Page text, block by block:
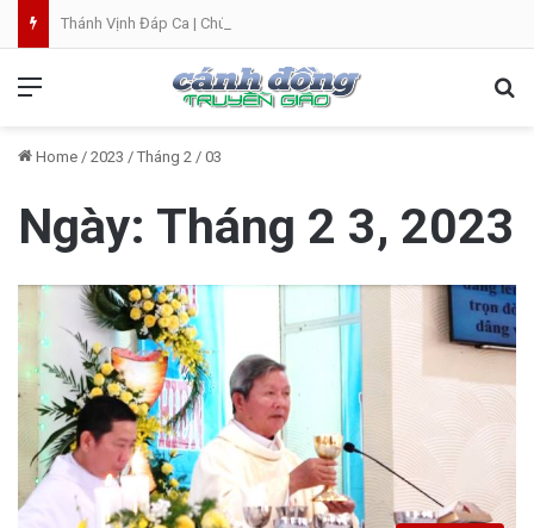
Thánh Vịnh Đáp Ca | Chúa Nhật 19 Thường Niên A
Home / 2023 / Tháng 2 / 03
Ngày: Tháng 2 3, 2023